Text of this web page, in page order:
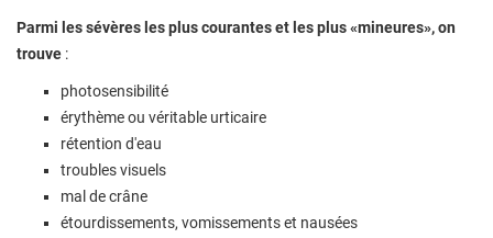
Parmi les sévères les plus courantes et les plus «mineures», on
trouve :
photosensibilité
érythème ou véritable urticaire
rétention d'eau
troubles visuels
mal de crâne
étourdissements, vomissements et nausées